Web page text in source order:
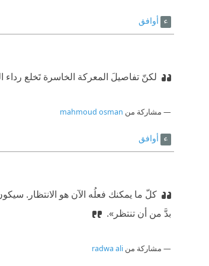
أوافق
لكنّ تفاصيلَ المعركة الخاسرة تَخلع
مشاركة من mahmoud osman
أوافق
كلّ ما يمكنك فعلُه الآن هو الانتظار.
بدَّ من أن تنتظر».
مشاركة منradwa ali